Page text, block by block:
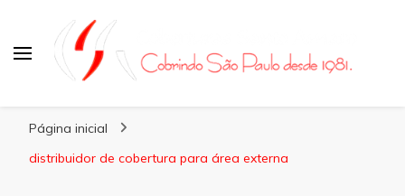
Página inicial
distribuidor de cobertura para área externa